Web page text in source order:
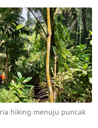
hiking menuju puncak